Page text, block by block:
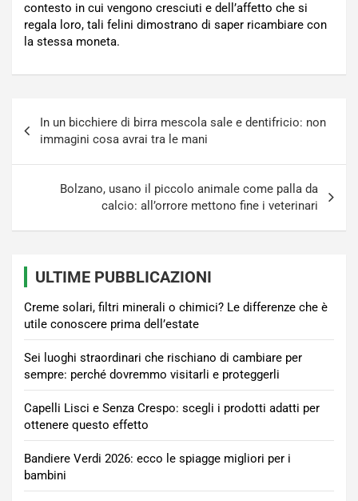
contesto in cui vengono cresciuti e dell’affetto che si
regala loro, tali felini dimostrano di saper ricambiare con
la stessa moneta.
articoli
In un bicchiere di birra mescola sale e dentifricio: non
immagini cosa avrai tra le mani
Bolzano, usano il piccolo animale come palla da
calcio: all’orrore mettono fine i veterinari
ULTIME PUBBLICAZIONI
Creme solari, filtri minerali o chimici? Le differenze che è
utile conoscere prima dell’estate
Sei luoghi straordinari che rischiano di cambiare per
sempre: perché dovremmo visitarli e proteggerli
Capelli Lisci e Senza Crespo: scegli i prodotti adatti per
ottenere questo effetto
Bandiere Verdi 2026: ecco le spiagge migliori per i
bambini